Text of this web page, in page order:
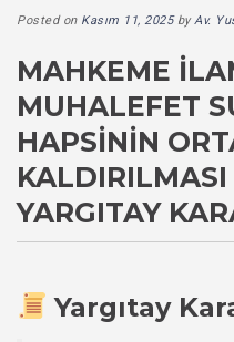
Posted on Kasım 11, 2025byAv.
MAHKEME
MUHALEFET
HAPSININ
YARGITAY
Yargıtay